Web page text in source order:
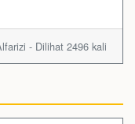
- Dilihat 2496 kali